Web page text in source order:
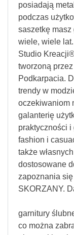
posiadają
podczas
saszetkę
wiele, wiele
Studio
tworzoną
Podkarpacia.
trendy w
oczekiwaniom
galanterię
praktyczności
fashion i
także
dostosowane
zapoznania
SKORZANY.
garnitury
co można